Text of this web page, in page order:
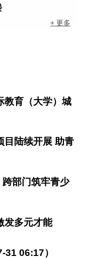
+ 更多
教育（大学）城
目陆续开展 助青
部门筑牢青少
发多元才能
06:17）